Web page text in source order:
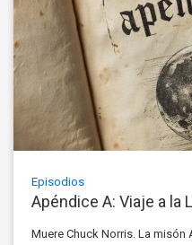
Episodios
Apéndice A: Viaje a la
Muere Chuck Norris. La misón